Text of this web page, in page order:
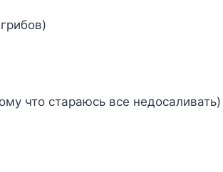
что стараюсь все недосаливать)